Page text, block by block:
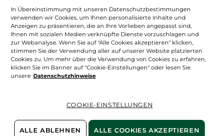
In Übereinstimmung mit unseren Datenschutzbestimmungen
verwenden wir Cookies, um Ihnen personalisierte Inhalte und
Anzeigen zu präsentieren, die an Ihre Vorlieben angepasst sind,
Ihnen mit sozialen Medien verknüpfte Dienste vorzuschlagen und
zur Webanalyse. Wenn Sie auf "Alle Cookies akzeptieren" klicken,
stimmen Sie der Verwendung aller auf unserer Website platzierten
Cookies zu. Um mehr über die Verwendung von Cookies zu erfahren,
klicken Sie im Banner auf "Cookie-Einstellungen" oder lesen Sie
unsere Datenschutzhinweise
COOKIE-EINSTELLUNGEN
ALLE ABLEHNEN ALLE COOKIES AKZEPTIEREN